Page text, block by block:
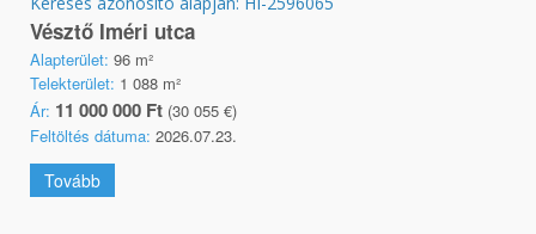
Vésztő Iméri utca
Alapterület: 96 m²
Telekterület: 1 088 m²
Ár: 11 000 000 Ft (30 055 €)
Feltöltés dátuma: 2026.07.23.
Tovább